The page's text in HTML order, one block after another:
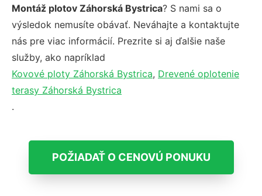
Montáž plotov Záhorská Bystrica? S nami sa o
výsledok nemusíte obávať. Neváhajte a kontaktujte
nás pre viac informácií. Prezrite si aj ďalšie naše
služby, ako napríklad
Kovové ploty Záhorská Bystrica, Drevené oplotenie
terasy Záhorská Bystrica
.
POŽIADAŤ O CENOVÚ PONUKU